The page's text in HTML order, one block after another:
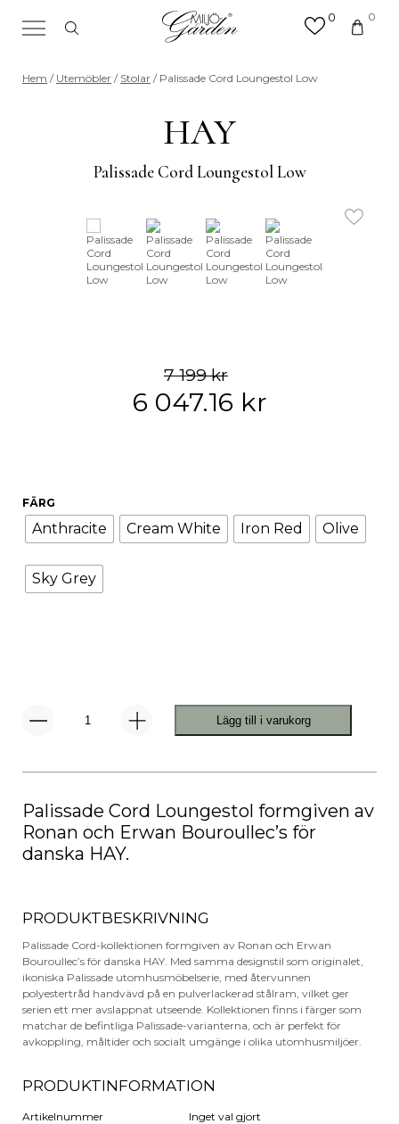
0 0
Sök efter valfri produkt eller
kategori
Hem / Utemöbler / Stolar / Palissade Cord Loungestol Low
HAY
Palissade Cord Loungestol Low
7 199kr
6 047.16 kr
FÄRG
Anthracite Cream White Iron Red Olive
Sky Grey
Palissade
Lägg till i varukorg
Palissade Cord Loungestol formgiven av
Ronan och Erwan Bouroullec’s för
danska HAY.
PRODUKTBESKRIVNING
Palissade Cord-kollektionen formgiven av Ronan och Erwan
Bouroullec’s för danska HAY. Med samma designstil som originalet,
ikoniska Palissade utomhusmöbelserie, med återvunnen
polyestertråd handvävd på en pulverlackerad stålram, vilket ger
serien ett mer avslappnat utseende. Kollektionen finns i färger som
matchar de befintliga Palissade-varianterna, och är perfekt för
avkoppling, måltider och socialt umgänge i olika utomhusmiljöer.
PRODUKTINFORMATION
Artikelnummer
Inget val gjort